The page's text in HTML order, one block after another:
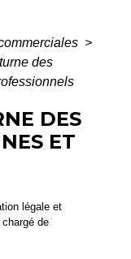
>
des
DES
ET
légale et
de